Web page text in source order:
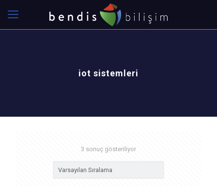
iot sistemleri
3 sonuç gösteriliyor